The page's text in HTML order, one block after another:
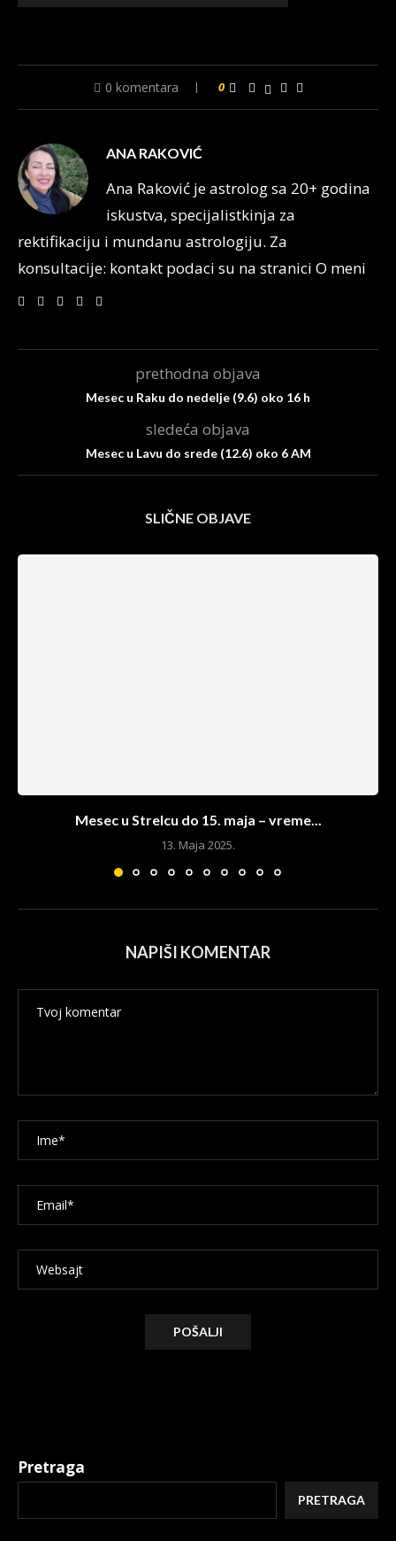
0 komentara 0
ANA RAKOVIĆ
Ana Raković je astrolog sa 20+ godina
iskustva, specijalistkinja za
rektifikaciju i mundanu astrologiju. Za
konsultacije: kontakt podaci su na stranici O meni
prethodna objava
Mesec u Raku do nedelje (9.6) oko 16 h
sledeća objava
Mesec u Lavu do srede (12.6) oko 6 AM
SLIČNE OBJAVE
Mesec u Strelcu do 15. maja – vreme...
13. Maja 2025.
NAPIŠI KOMENTAR
Pretraga
PRETRAGA